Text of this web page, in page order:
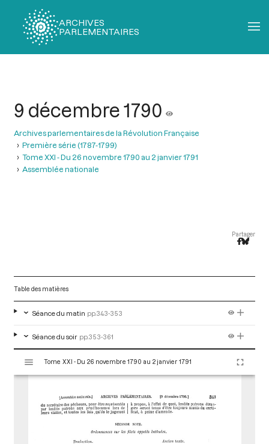
ARCHIVES
PARLEMENTAIRES
9 décembre 1790
Archives parlementaires de la Révolution Française
Première série (1787-1799)
Tome XXI - Du 26 novembre 1790 au 2 janvier 1791
Assemblée nationale
Partager
Table des matières
Séance du matin pp.343-353
Séance du soir pp.353-361
s
Tome XXI - Du 26 novembre 1790 au 2 janvier 1791